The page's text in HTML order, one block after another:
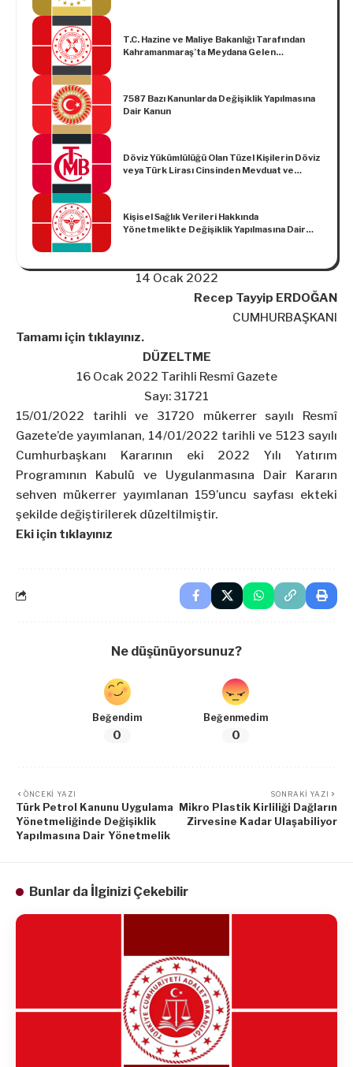
T.C. Hazine ve Maliye Bakanlığı Tarafından
Kahramanmaraş’ta Meydana Gelen
7587 Bazı Kanunlarda Değişiklik Yapılmasına
Dair Kanun
Döviz Yükümlülüğü Olan Tüzel Kişilerin Döviz
veya Türk Lirası Cinsinden Mevduat ve
Kişisel Sağlık Verileri Hakkında
Yönetmelikte Değişiklik Yapılmasına Dair
14 Ocak 2022
Recep Tayyip ERDOĞAN
CUMHURBAŞKANI
Tamamı için tıklayınız.
DÜZELTME
16 Ocak 2022 Tarihli Resmî Gazete
Sayı: 31721
15/01/2022 tarihli ve 31720 mükerrer sayılı Resmî
Gazete’de yayımlanan, 14/01/2022 tarihli ve 5123 sayılı
Cumhurbaşkanı Kararının eki 2022 Yılı Yatırım
Programının Kabulü ve Uygulanmasına Dair Kararın
sehven mükerrer yayımlanan 159’uncu sayfası ekteki
şekilde değiştirilerek düzeltilmiştir.
Eki için tıklayınız
Ne düşünüyorsunuz?
Beğendim
0
Beğenmedim
0
ÖNCEKI YAZI
Türk Petrol Kanunu Uygulama
Yönetmeliğinde Değişiklik
Yapılmasına Dair Yönetmelik
SONRAKI YAZI
Mikro Plastik Kirliliği Dağların
Zirvesine Kadar Ulaşabiliyor
Bunlar da İlginizi Çekebilir